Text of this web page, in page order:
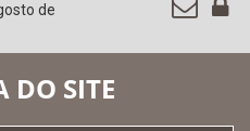
de
SITE